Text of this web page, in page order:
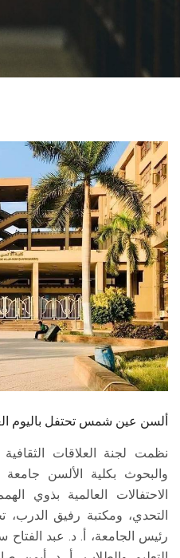
ألسن عين شمس تحتفل باليوم
نظمت لجنة العلاقات الثقافية
والبحوث بكلية الألسن
الاحتفالات العالمية بذوي
التحدي، ومكتبة رفيق الدرب،
رئيس الجامعة، أ. د. عبد